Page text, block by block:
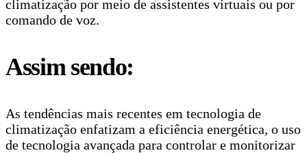
climatização por meio de assistentes virtuais ou por
comando de voz.
Assim sendo:
As tendências mais recentes em tecnologia de
climatização enfatizam a eficiência energética, o uso
de tecnologia avançada para controlar e monitorizar